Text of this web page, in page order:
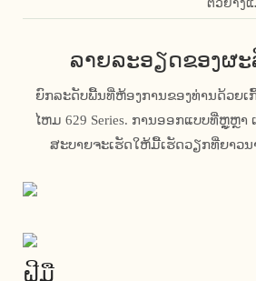
ຕົວຢ່າງ
ລາຍລະອຽດຂອງຜ
ຍົກລະດັບພື້ນທີ່ຫ້ອງການຂອງທ່ານດ້ວຍ
ໄຫມ 629 Series. ການອອກແບບທີ່ຫຼູຫຼ
ສະບາຍຈະເຮັດໃຫ້ມື້ເຮັດວຽກທີ່ຍາວ
ຝີມື